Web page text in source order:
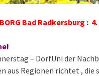
Bad Radkersburg : 4.
– DorfUni der
aus Regionen richtet , die